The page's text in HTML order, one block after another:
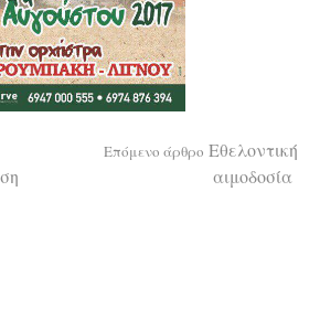
Επόμενο άρθρο Εθελοντική
αιμοδοσία